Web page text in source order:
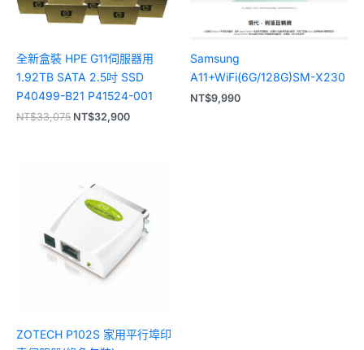
全新盒裝 HPE G11伺服器用
1.92TB SATA 2.5吋 SSD
P40499-B21 P41524-001
NT$33,075 NT$32,900
Samsung
A11+WiFi(6G/128G)SM-X230
NT$9,990
ZOTECH P102S 家用平行埠印